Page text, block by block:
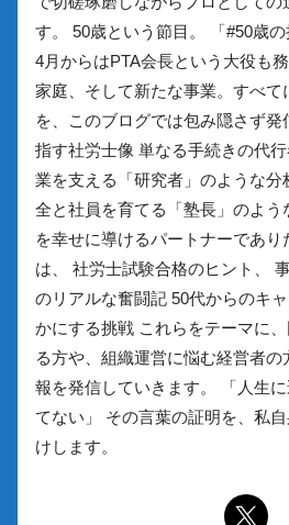
す。 50歳という節目。 「#50歳
4月からはPTA会長という大役も
家庭、そして新たな事業。すべて
を、このブログでは包み隠さず発
指す社労士像 単なる手続きの代
業を支える「研究者」のような分
全と社員を育てる「塾長」のよう
を幸せに導けるパートナーであ
は、 社労士試験合格のヒント、
のリアルな奮闘記 50代からのキ
かにする挑戦 これらをテーマに
る方や、組織運営に悩む経営者
報を発信していきます。 「人生
てない」 その言葉の証明を、私
けします。